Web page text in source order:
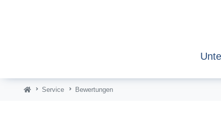
Service Bewertungen